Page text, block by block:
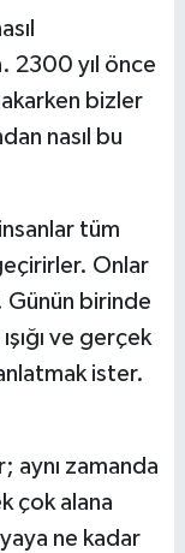
2300 yıl önce
bizler
nasıl bu
tüm
Onlar
birinde
ve gerçek
ister.
aynı zamanda
çok alana
ne kadar